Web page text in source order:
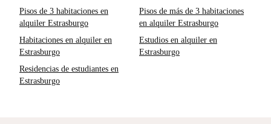
Pisos de 3 habitaciones en
alquiler Estrasburgo
Pisos de más de 3 habitaciones
en alquiler Estrasburgo
Habitaciones en alquiler en
Estrasburgo
Estudios en alquiler en
Estrasburgo
Residencias de estudiantes en
Estrasburgo